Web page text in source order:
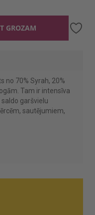
GROZAM
no 70% Syrah, 20%
Tam ir intensīva
garšvielu
sautējumiem,